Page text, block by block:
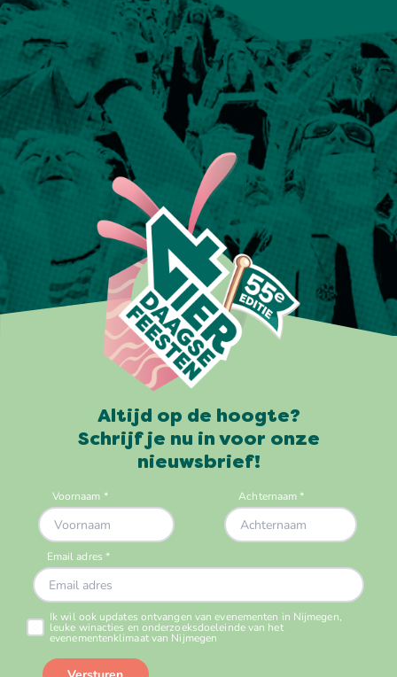
Altijd op de hoogte?
Schrijf je nu in voor onze
nieuwsbrief!